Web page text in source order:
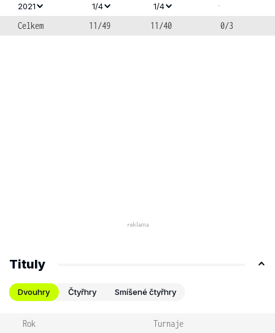
2021
1/4 1/4
-
Celkem
11/49 11/40 0/3
Tituly
Dvouhry Čtyřhry Smíšené čtyřhry
Rok Turnaje